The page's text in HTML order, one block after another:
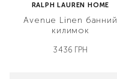
RALPH LAUREN HOME
Avenue Linen банний
килимок
3436 ГРН